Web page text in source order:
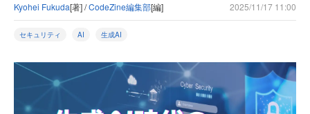
Kyohei Fukuda[著] /CodeZine編集部[編] 2025/11/17 11:00
セキュリティ AI 生成AI